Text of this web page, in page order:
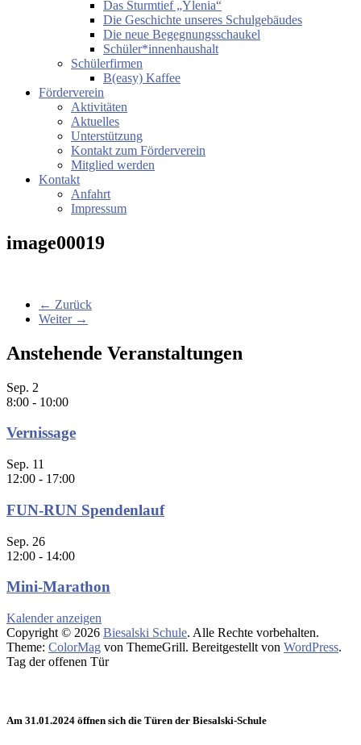
Das Sturmtief „Ylenia“
Die Geschichte unseres Schulgebäudes
Die neue Begegnungsschaukel
Schüler*innenhaushalt
Schülerfirmen
B(easy) Kaffee
Förderverein
Aktivitäten
Aktuelles
Unterstützung
Kontakt zum Förderverein
Mitglied werden
Kontakt
Anfahrt
Impressum
image00019
← Zurück
Weiter →
Anstehende Veranstaltungen
Sep. 2
8:00 - 10:00
Vernissage
Sep. 11
12:00 - 17:00
FUN-RUN Spendenlauf
Sep. 26
12:00 - 14:00
Mini-Marathon
Kalender anzeigen
Copyright © 2026 Biesalski Schule. Alle Rechte vorbehalten.
Theme: ColorMag von ThemeGrill. Bereitgestellt von WordPress.
Tag der offenen Tür
Am 31.01.2024 öffnen sich die Türen der Biesalski-Schule